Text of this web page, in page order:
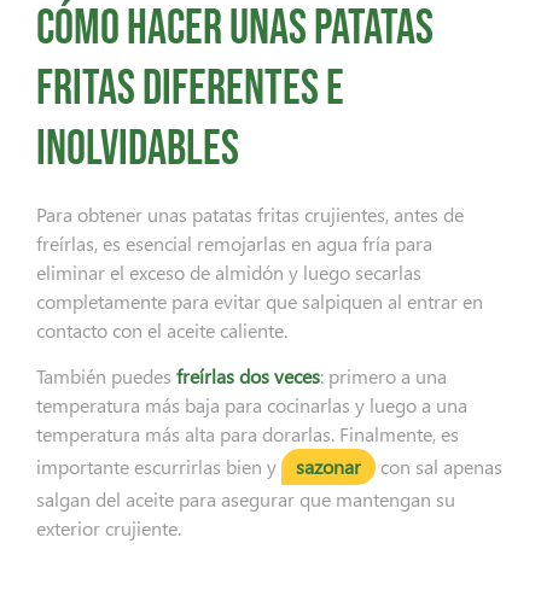
Cómo hacer unas patatas
fritas diferentes e
inolvidables
Para obtener unas patatas fritas crujientes, antes de
freírlas, es esencial remojarlas en agua fría para
eliminar el exceso de almidón y luego secarlas
completamente para evitar que salpiquen al entrar en
contacto con el aceite caliente.
También puedes freírlas dos veces: primero a una
temperatura más baja para cocinarlas y luego a una
temperatura más alta para dorarlas. Finalmente, es
importante escurrirlas bien y
sazonar
con sal apenas
salgan del aceite para asegurar que mantengan su
exterior crujiente.